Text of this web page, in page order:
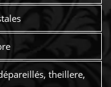
theillere,